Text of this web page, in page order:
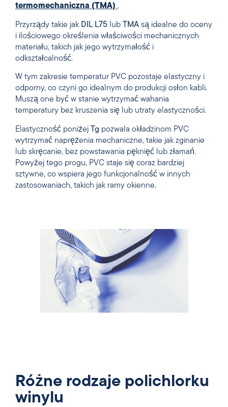
termomechaniczna (TMA) .
Przyrządy takie jak DIL L75 lub TMA są idealne do oceny
i ilościowego określenia właściwości mechanicznych
materiału, takich jak jego wytrzymałość i
odkształcalność.
W tym zakresie temperatur PVC pozostaje elastyczny i
odporny, co czyni go idealnym do produkcji osłon kabli.
Muszą one być w stanie wytrzymać wahania
temperatury bez kruszenia się lub utraty elastyczności.
Elastyczność poniżej Tg pozwala okładzinom PVC
wytrzymać naprężenia mechaniczne, takie jak zginanie
lub skręcanie, bez powstawania pęknięć lub złamań.
Powyżej tego progu, PVC staje się coraz bardziej
sztywne, co wspiera jego funkcjonalność w innych
zastosowaniach, takich jak ramy okienne.
Różne rodzaje polichlorku
winylu